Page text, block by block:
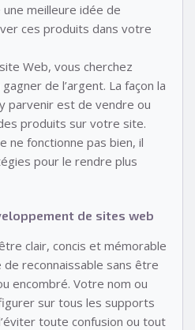
meilleure idée de
ces produits dans votre
Web, vous cherchez
de l’argent. La façon la
parvenir est de vendre ou
produits sur votre site.
ne fonctionne pas bien, il
pour le rendre plus
de sites web
clair, concis et mémorable
de reconnaissable sans être
encombré. Votre nom ou
sur tous les supports
toute confusion ou tout